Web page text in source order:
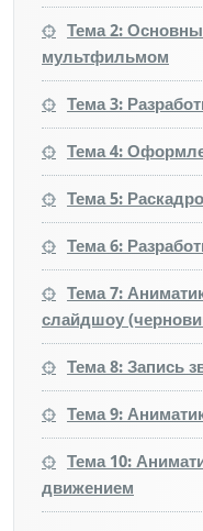
Тема 2:
мультфильмом
Тема 3:
Тема 4:
Тема 5:
Тема 6:
Тема 7:
слайдшоу
Тема 8: Запись
Тема 9:
Тема 10:
движением